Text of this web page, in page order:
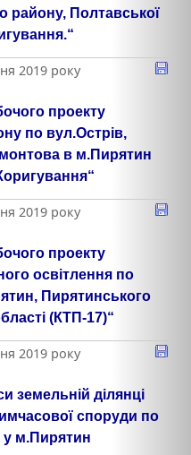
району, Полтавської
2019 року
проекту
по вул.Острів,
в м.Пирятин
2019 року
проекту
освітлення по
Пирятинського
(КТП-17)“
2019 року
земельній ділянці
споруди по
у м.Пирятин